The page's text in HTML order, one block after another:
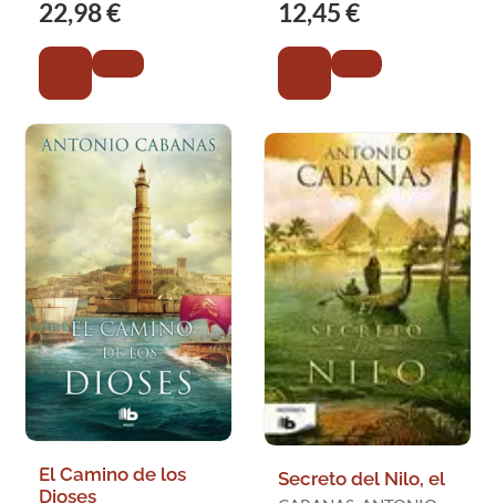
22,98 € 12,45 €
El Camino de los
Dioses
Secreto del Nilo, el